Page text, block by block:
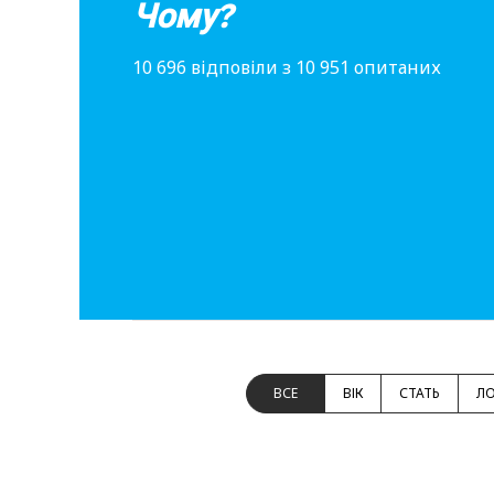
Чому?
10 696 відповіли з 10 951 опитаних
ВСЕ ВІК СТАТЬ